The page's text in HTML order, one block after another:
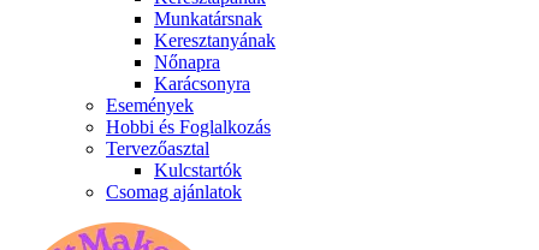
Munkatársnak
Keresztanyának
Nőnapra
Karácsonyra
Események
Hobbi és Foglalkozás
Tervezőasztal
Kulcstartók
Csomag ajánlatok